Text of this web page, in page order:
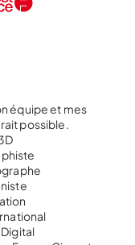
équipe et mes
possible.